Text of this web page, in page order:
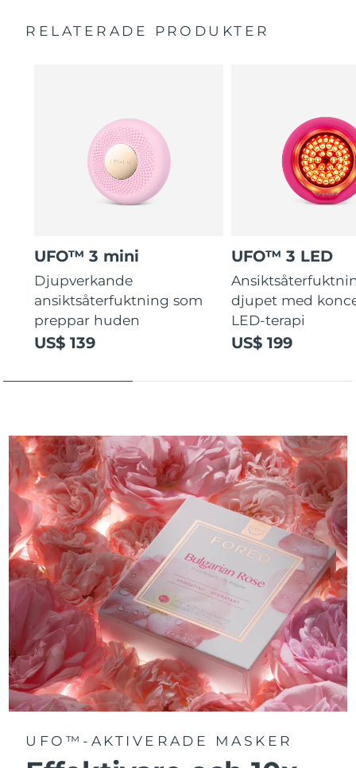
Kliniska undersökningar visar att fuktnivån ökar med
2 års garanti (Spanien, Portugal, Sverige: 3 års garanti)
RELATERADE PRODUKTER
UFO™ 3 mini
Djupverkande
ansiktsåterfuktning som
preppar huden
US$ 139
UFO™ 3 LED
djupet med
LED-terapi
US$ 199
UFO™-AKTIVERADE MASKER